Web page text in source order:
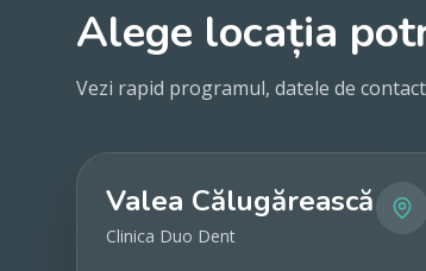
Alege locația
Vezi rapid programul, datele de
Valea Călugărească
Clinica Duo Dent